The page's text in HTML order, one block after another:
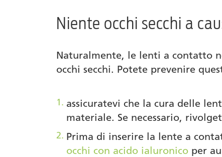
Niente occhi secchi a
Naturalmente, le lenti a contatto
occhi secchi. Potete prevenire
assicuratevi che la cura delle
materiale. Se necessario,
Prima di inserire la lente a
occhi con acido ialuronico per